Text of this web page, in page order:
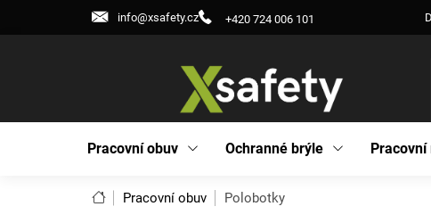
+420 724 006 101
info@xsafety.cz
Pracovní obuv Ochranné brýle
DomůPracovní obuv Polobotky